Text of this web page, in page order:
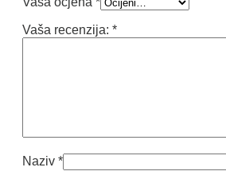
Vaša recenzija: *
Naziv *